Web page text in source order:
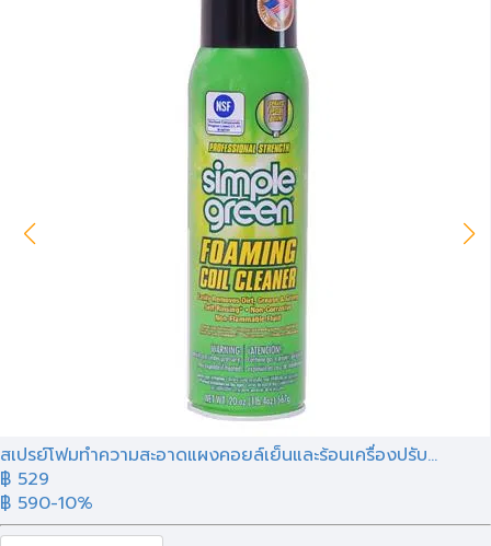
สเปรย์โฟมทำความสะอาดแผงคอยล์เย็นและร้อนเครื่องปรับ...
฿ 529
฿ 590-10%